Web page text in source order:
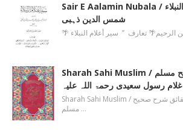
Sair E Aalamin Nubala / سیر اعلام النبلاء byامام
شمس الدین ذہبی
Sharah Sahi Muslim / شرح صحیح مسلم by علامہ
غلام رسول سعیدی رحمۃ اللہ علیہ
Sharah Sahi Muslim / شرح صحیح مسلم مع حقائق شرح صحیح
مسلم …